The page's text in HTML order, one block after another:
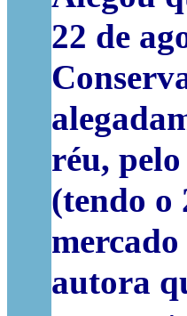
22 de
réu,
(tendo o
autora